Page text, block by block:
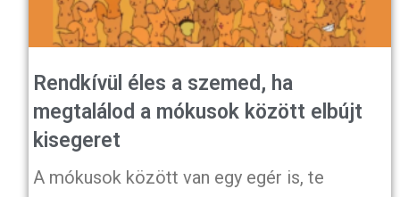
Rendkívül éles a szemed, ha
megtalálod a mókusok között elbújt
kisegeret
A mókusok között van egy egér is, te